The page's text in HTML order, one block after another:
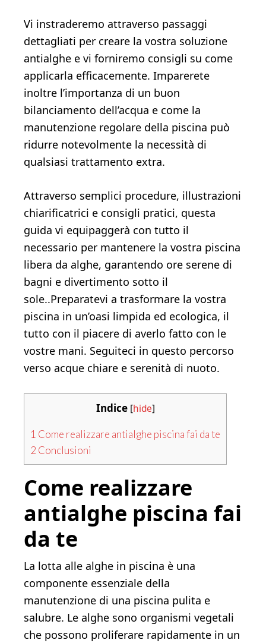
Vi instraderemo attraverso passaggi
dettagliati per creare la vostra soluzione
antialghe e vi forniremo consigli su come
applicarla efficacemente. Imparerete
inoltre l’importanza di un buon
bilanciamento dell’acqua e come la
manutenzione regolare della piscina può
ridurre notevolmente la necessità di
qualsiasi trattamento extra.
Attraverso semplici procedure, illustrazioni
chiarificatrici e consigli pratici, questa
guida vi equipaggerà con tutto il
necessario per mantenere la vostra piscina
libera da alghe, garantendo ore serene di
bagni e divertimento sotto il
sole..Preparatevi a trasformare la vostra
piscina in un’oasi limpida ed ecologica, il
tutto con il piacere di averlo fatto con le
vostre mani. Seguiteci in questo percorso
verso acque chiare e serenità di nuoto.
Indice [hide]
1 Come realizzare antialghe piscina fai da te
2 Conclusioni
Come realizzare
antialghe piscina fai
da te
La lotta alle alghe in piscina è una
componente essenziale della
manutenzione di una piscina pulita e
salubre. Le alghe sono organismi vegetali
che possono proliferare rapidamente in un